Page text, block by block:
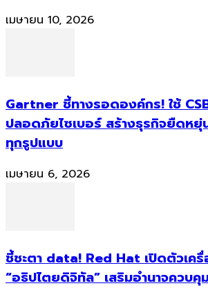
เมษายน 10, 2026
Gartner ชี้ทางรอดองค์กร! ใช้
ปลอดภัยไซเบอร์ สร้างธุรกิจยืดห
ทุกรูปแบบ
เมษายน 6, 2026
ชี้ชะตา data! Red Hat เปิดตัวเครื่
“อธิปไตยดิจิทัล” เสริมอำนาจควบคุ